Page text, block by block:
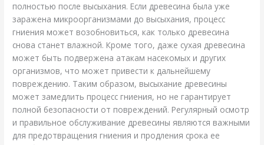
полностью после высыхания. Если древесина была уже
заражена микроорганизмами до высыхания, процесс
гниения может возобновиться, как только древесина
снова станет влажной. Кроме того, даже сухая древесина
может быть подвержена атакам насекомых и других
организмов, что может привести к дальнейшему
повреждению. Таким образом, высыхание древесины
может замедлить процесс гниения, но не гарантирует
полной безопасности от повреждений. Регулярный осмотр
и правильное обслуживание древесины являются важными
для предотвращения гниения и продления срока ее